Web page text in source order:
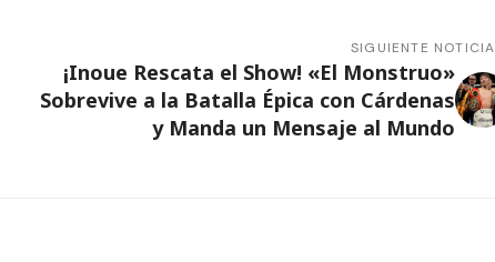
SIGUIENTE NOTICIA
¡Inoue Rescata el Show! «El Monstruo»
Sobrevive a la Batalla Épica con Cárdenas
y Manda un Mensaje al Mundo